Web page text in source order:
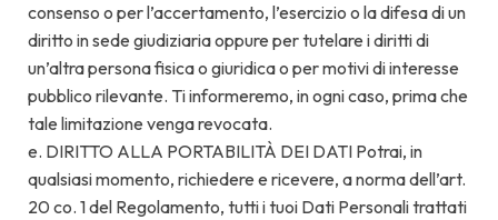
consenso o per l’accertamento, l’esercizio o la difesa di un
diritto in sede giudiziaria oppure per tutelare i diritti di
un’altra persona fisica o giuridica o per motivi di interesse
pubblico rilevante. Ti informeremo, in ogni caso, prima che
tale limitazione venga revocata.
e. DIRITTO ALLA PORTABILITÀ DEI DATI Potrai, in
qualsiasi momento, richiedere e ricevere, a norma dell’art.
20 co. 1 del Regolamento, tutti i tuoi Dati Personali trattati